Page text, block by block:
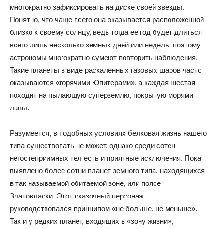
многократно зафиксировать на диске своей звезды.
Понятно, что чаще всего она оказывается расположенной
близко к своему солнцу, ведь тогда ее год будет длиться
всего лишь несколько земных дней или недель, поэтому
астрономы многократно сумеют повторить наблюдения.
Такие планеты в виде раскаленных газовых шаров часто
оказываются «горячими Юпитерами», а каждая шестая
походит на пылающую суперземлю, покрытую морями
лавы.
Разумеется, в подобных условиях белковая жизнь нашего
типа существовать не может, однако среди сотен
негостеприимных тел есть и приятные исключения. Пока
выявлено более сотни планет земного типа, находящихся
в так называемой обитаемой зоне, или поясе
Златовласки. Этот сказочный персонаж
руководствовался принципом «не больше, не меньше».
Так и у редких планет, входящих в «зону жизни»,